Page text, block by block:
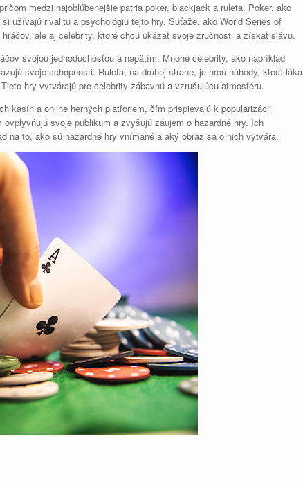
medzi najobľúbenejšie patria poker, blackjack a ruleta. Poker, ako
užívajú rivalitu a psychológiu tejto hry. Súťaže, ako World Series of
ale aj celebrity, ktoré chcú ukázať svoje zručnosti a získať slávu.
svojou jednoduchosťou a napätím. Mnohé celebrity, ako napríklad
svoje schopnosti. Ruleta, na druhej strane, je hrou náhody, ktorá láka
hry vytvárajú pre celebrity zábavnú a vzrušujúcu atmosféru.
kasín a online herných platforiem, čím prispievajú k popularizácii
svoje publikum a zvyšujú záujem o hazardné hry. Ich
na to, ako sú hazardné hry vnímané a aký obraz sa o nich vytvára.